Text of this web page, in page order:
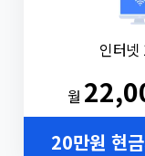
인터
월
20만원 현